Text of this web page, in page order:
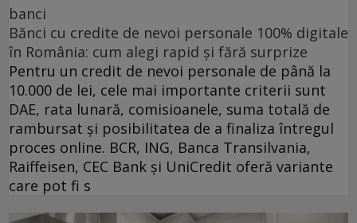
banci
Bănci cu credite de nevoi personale 100% digitale
în România: cum alegi rapid și fără surprize
Pentru un credit de nevoi personale de până la
10.000 de lei, cele mai importante criterii sunt
DAE, rata lunară, comisioanele, suma totală de
rambursat și posibilitatea de a finaliza întregul
proces online. BCR, ING, Banca Transilvania,
Raiffeisen, CEC Bank și UniCredit oferă variante
care pot fi s